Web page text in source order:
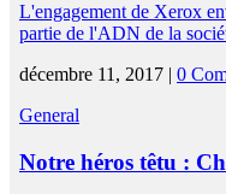
L'engagement de Xerox
partie de l'ADN de la
décembre 11, 2017 | 0
General
Notre héros têtu :